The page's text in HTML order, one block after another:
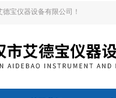
宝仪器设备有限公司！